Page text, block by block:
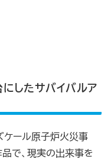
したサバイバルア
ール原子炉火災事
品で、現実の出来事を